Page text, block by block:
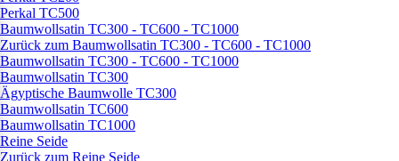
Perkal TC500
Baumwollsatin TC300 - TC600 - TC1000
Zurück zum Baumwollsatin TC300 - TC600 - TC1000
Baumwollsatin TC300 - TC600 - TC1000
Baumwollsatin TC300
Ägyptische Baumwolle TC300
Baumwollsatin TC600
Baumwollsatin TC1000
Reine Seide
Zurück zum Reine Seide